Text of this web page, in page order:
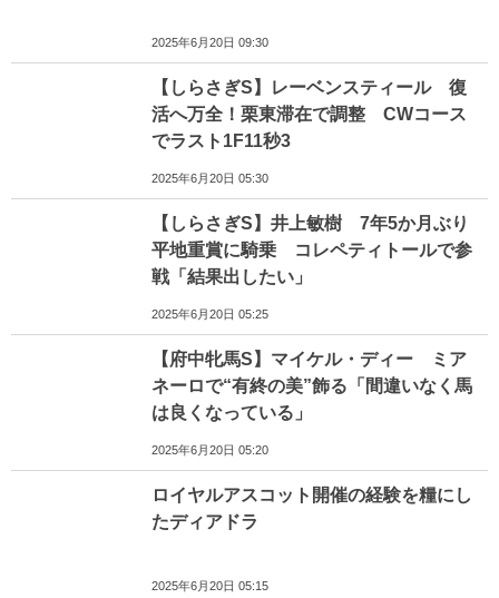
2025年6月20日 09:30
【しらさぎS】レーベンスティール 復
活へ万全！栗東滞在で調整 CWコース
でラスト1F11秒3
2025年6月20日 05:30
【しらさぎS】井上敏樹 7年5か月ぶり
平地重賞に騎乗 コレペティトールで参
戦「結果出したい」
2025年6月20日 05:25
【府中牝馬S】マイケル・ディー ミア
ネーロで“有終の美”飾る「間違いなく馬
は良くなっている」
2025年6月20日 05:20
ロイヤルアスコット開催の経験を糧にし
たディアドラ
2025年6月20日 05:15